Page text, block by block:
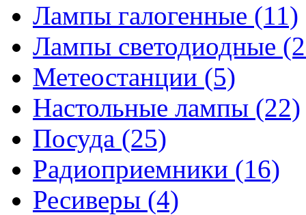
Лампы галогенные (11)
Лампы светодиодные
Метеостанции (5)
Настольные лампы (22)
Посуда (25)
Радиоприемники (16)
Ресиверы (4)